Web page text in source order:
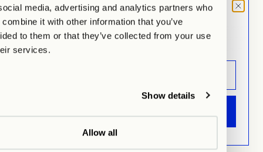
media, advertising and analytics partners who
it with other information that you’ve
to them or that they’ve collected from your use
services.
Show details
Allow all
Kaffeehaus-Erfahrung
Die Kaffeehaus-Kultur spielt eine zentrale Rolle in der Popularität dieser
beiden Kaffeespezialitäten. In traditionellen Cafés werden Cappuccinos
oft in kleinen Tassen serviert, was die intime Atmosphäre fördert. Latte
Macchiato hingegen wird häufig in höheren Gläsern angeboten, was
CAPPUCCINO
MACCHIATO
Intim und
Modern und
MOOD LETTER
Sign up and don't miss any launches,
updates & specials.